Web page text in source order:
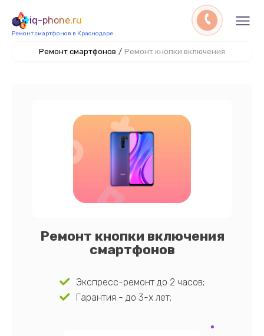
iq-phone.ru
Ремонт смартфонов в Краснодаре
Ремонт смартфонов / Ремонт кнопки включения
Ремонт кнопки включения
смартфонов
Экспресс-ремонт до 2 часов;
Гарантия - до 3-х лет;